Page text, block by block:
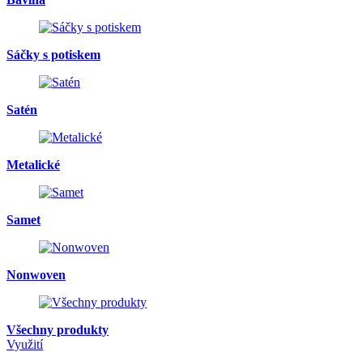
Sáčky s potiskem
Satén
Metalické
Samet
Nonwoven
Všechny produkty
Využití